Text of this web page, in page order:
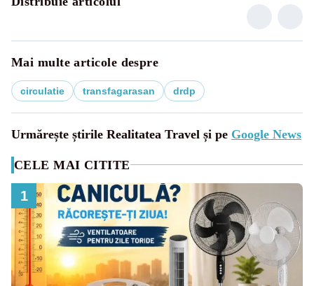
Mai multe articole despre
circulatie transfagarasan drdp
Urmărește știrile Realitatea Travel și pe Google News
CELE MAI CITITE
1